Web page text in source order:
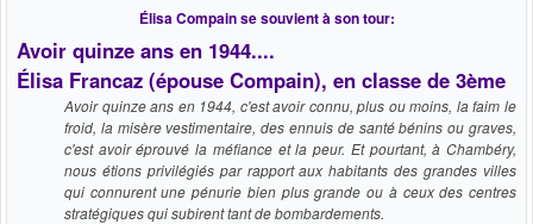
Élisa Compain se souvient à son tour:
Avoir quinze ans en 1944....
Élisa Francaz (épouse Compain), en classe de 3ème
Avoir quinze ans en 1944, c'est avoir connu, plus ou moins, la faim le
froid, la misère vestimentaire, des ennuis de santé bénins ou graves,
c'est avoir éprouvé la méfiance et la peur. Et pourtant, à Chambéry,
nous étions privilégiés par rapport aux habitants des grandes villes
qui connurent une pénurie bien plus grande ou à ceux des centres
stratégiques qui subirent tant de bombardements.